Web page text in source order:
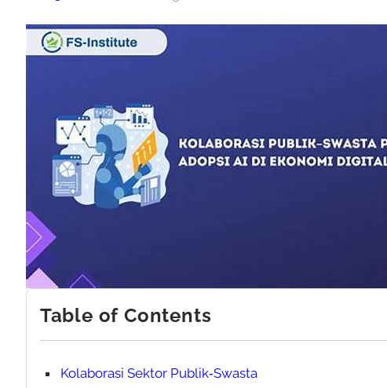
Table of Contents
Kolaborasi Sektor Publik‑Swasta